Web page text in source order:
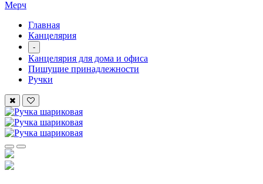
Мерч
Главная
Канцелярия
-
Канцелярия для дома и офиса
Пишущие принадлежности
Ручки